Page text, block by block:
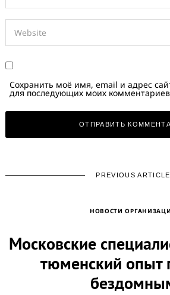
Сохранить моё имя, email и адрес
для последующих моих
PREVIOUS ARTICLE
НОВОСТИ
Московские
тюменский